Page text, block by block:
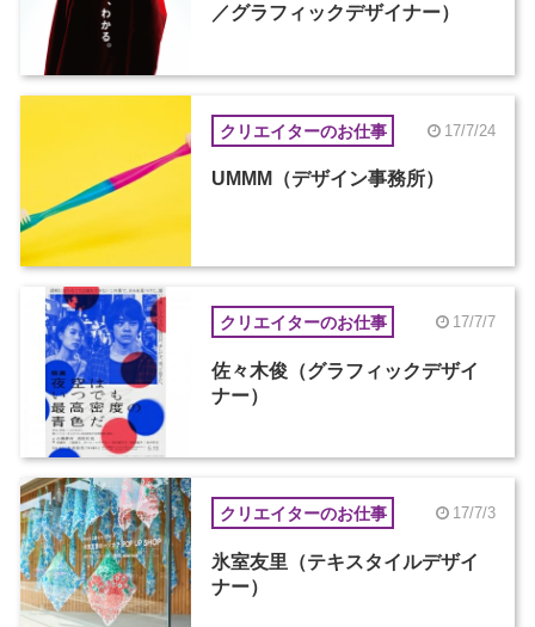
／グラフィックデザイナー）
クリエイターのお仕事 17/7/24
UMMM（デザイン事務所）
クリエイターのお仕事 17/7/7
佐々木俊（グラフィックデザイ
ナー）
クリエイターのお仕事 17/7/3
氷室友里（テキスタイルデザイ
ナー）